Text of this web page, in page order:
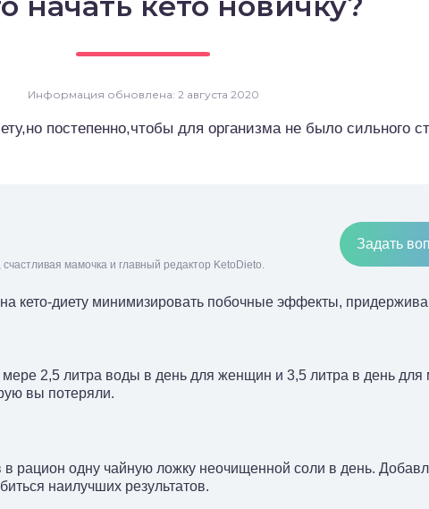
Информация обновлена: 2 августа 2020
постепенно,чтобы для организма не было сильного
мамочка и главный редактор KetoDieto.
Задать
кето-диету минимизировать побочные эффекты,
2,5 литра воды в день для женщин и 3,5 литра в день
вы потеряли.
в рацион одну чайную ложку неочищенной соли в день.
наилучших результатов.